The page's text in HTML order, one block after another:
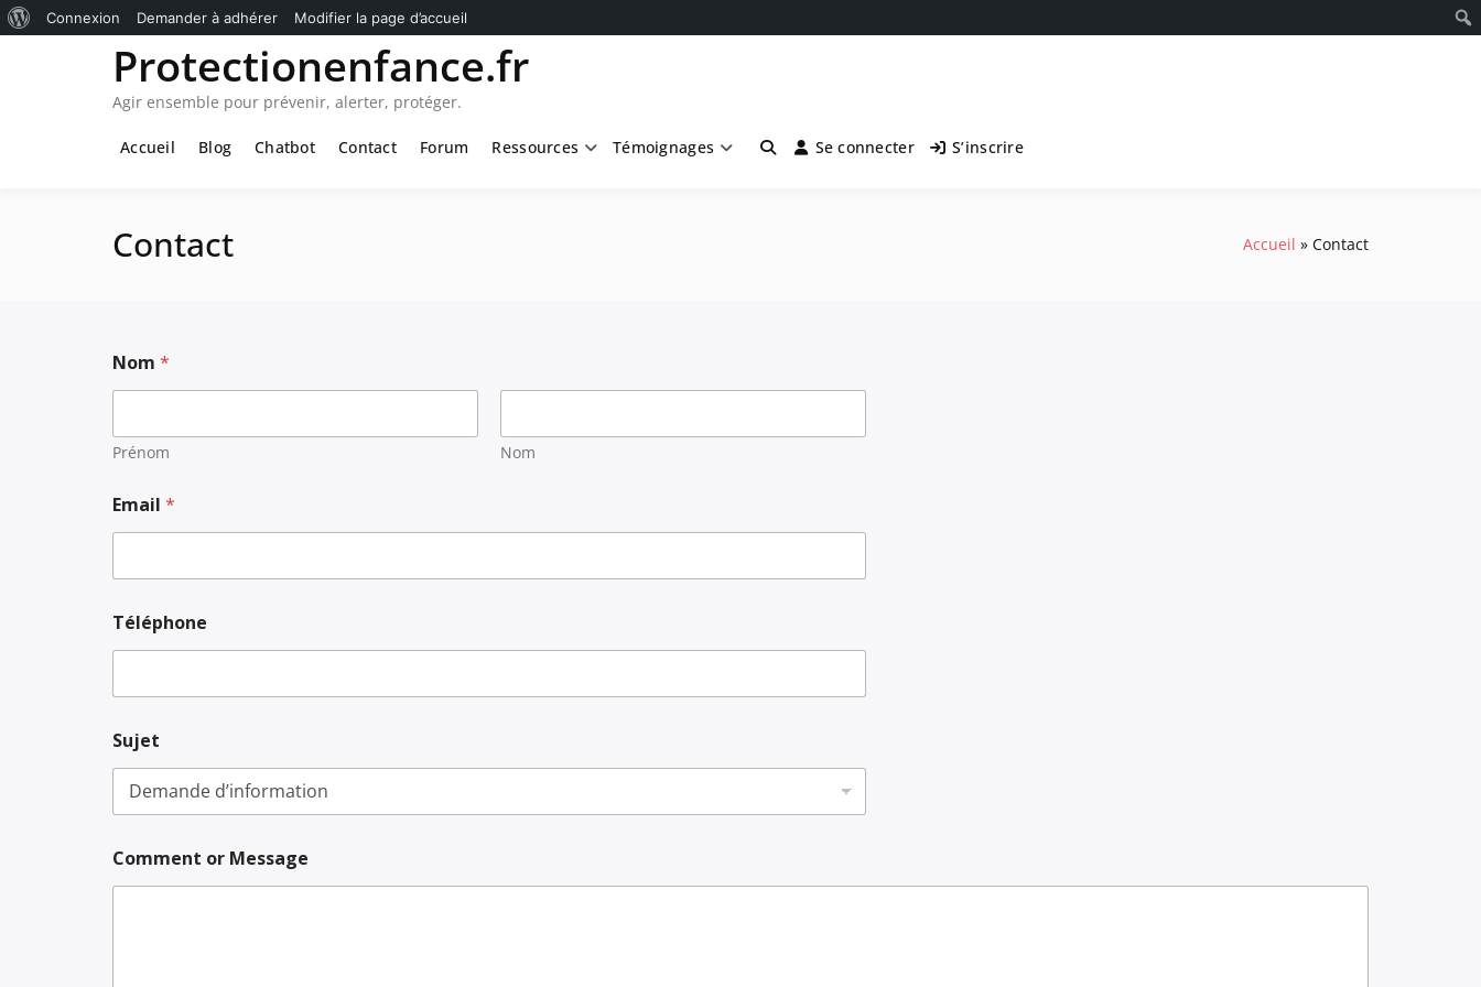
Protectionenfance.fr
Agir ensemble pour prévenir, alerter, protéger.
Accueil Blog Chatbot Contact Forum Ressources Témoignages Se connecter S’inscrire
Contact Accueil Contact
Nom *
Prénom Nom
Email *
Téléphone
o
m
o
S
u
j
Sujet
Comment or Message
Connexion Demander à adhérer Modifier la page d’accueil